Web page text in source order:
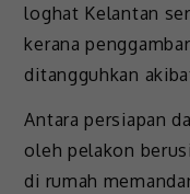
loghat Kelantan
kerana
ditangguhkan
Antara persiapan
oleh pelakon
di rumah